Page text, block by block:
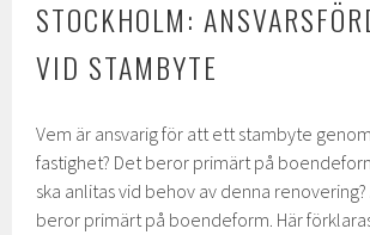
STOCKHOLM:
VID STAMBYTE
Vem är ansvarig för att ett stambyte
fastighet? Det beror primärt på
ska anlitas vid behov av denna
beror primärt på boendeform. Här